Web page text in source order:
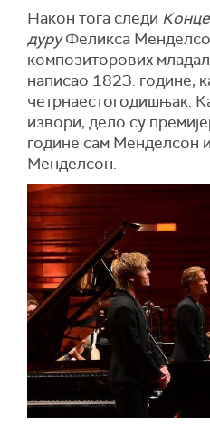
Након тога следи
дуруФеликса
композиторових
написао 1823. године,
четрнаестогодишњак.
извори, дело су
године сам Менделсон
Менделсон.